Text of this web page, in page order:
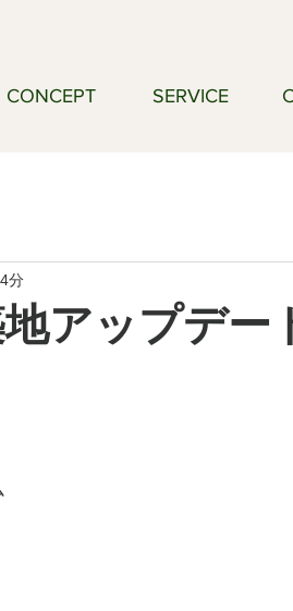
CONCEPT SERVICE
地アップデ
分